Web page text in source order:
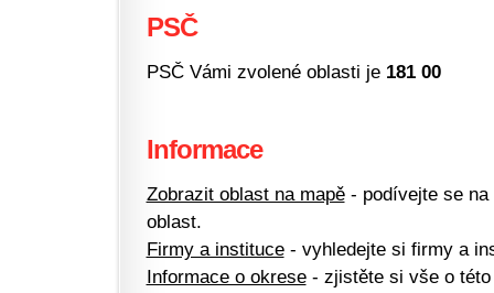
PSČ
PSČ Vámi zvolené oblasti je 181 00
Informace
Zobrazit oblast na mapě- podívejte se na
oblast.
Firmy a instituce- vyhledejte si firmy a
Informace o okrese- zjistěte si vše o této